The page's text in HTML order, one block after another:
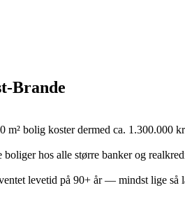
Brande
bolig koster dermed ca. 1.300.000
hos alle større banker og
levetid på 90+ år — mindst lige så